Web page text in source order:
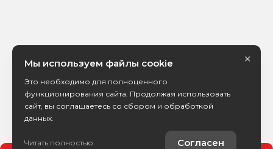
Мы используем файлы cookie
Это необходимо для полноценного
функционирования сайта. Продолжая использовать
сайт, вы соглашаетесь со сбором и обработкой
данных.
Читать полностью Согласен
×